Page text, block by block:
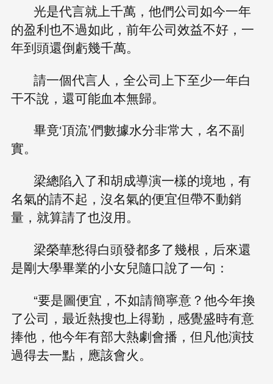
光是代言就上千萬，他們公司如今一年
的盈利也不過如此，前年公司效益不好，一
年到頭還倒虧幾千萬。
請一個代言人，全公司上下至少一年白
干不說，還可能血本無歸。
畢竟‘頂流’們數據水分非常大，名不副
實。
梁總陷入了和胡成導演一樣的境地，有
名氣的請不起，沒名氣的便宜但帶不動銷
量，就算請了也沒用。
梁榮華愁得白頭發都多了幾根，后來還
是剛大學畢業的小女兒隨口說了一句：
“要是圖便宜，不如請簡寧意？他今年換
了公司，最近熱搜也上得勤，感覺盛時有意
捧他，他今年有部大熱劇會播，但凡他演技
過得去一點，應該會火。